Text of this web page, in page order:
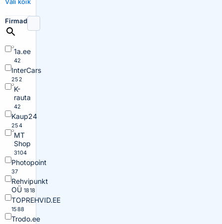
Firmad
1a.ee
42
InterCars
252
K-
rauta
42
Kaup24
254
MT
Shop
3104
Photopoint
37
Rehvipunkt
OÜ 1818
TOPREHVID.EE
1588
Trodo.ee